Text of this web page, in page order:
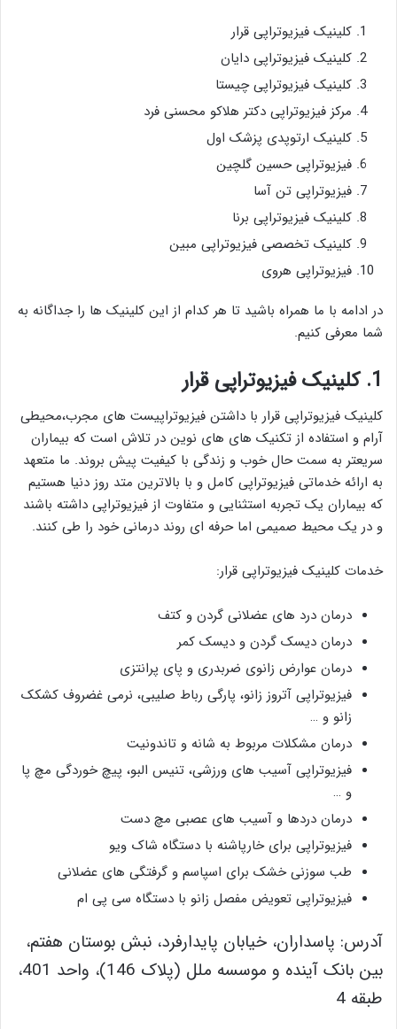
کلینیک فیزیوتراپی قرار
کلینیک فیزیوتراپی دایان
کلینیک فیزیوتراپی چیستا
مرکز فیزیوتراپی دکتر هلاکو محسنی فرد
کلینیک ارتوپدی پزشک اول
فیزیوتراپی حسین گلچین
فیزیوتراپی تن آسا
کلینیک فیزیوتراپی برنا
کلینیک تخصصی فیزیوتراپی مبین
فیزیوتراپی هروی
در ادامه با ما همراه باشید تا هر کدام از این کلینیک ها را جداگانه به
شما معرفی کنیم.
1. کلینیک فیزیوتراپی قرار
کلینیک فیزیوتراپی قرار با داشتن فیزیوتراپیست های مجرب،محیطی
آرام و استفاده از تکنیک های های نوین در تلاش است که بیماران
سریعتر به سمت حال خوب و زندگی با کیفیت پیش بروند. ما متعهد
به ارائه خدماتی فیزیوتراپی کامل و با بالاترین متد روز دنیا هستیم
که بیماران یک تجربه استثنایی و متفاوت از فیزیوتراپی داشته باشند
و در یک محیط صمیمی اما حرفه ای روند درمانی خود را طی کنند.
خدمات کلینیک فیزیوتراپی قرار:
درمان درد های عضلانی گردن و کتف
درمان دیسک گردن و دیسک کمر
درمان عوارض زانوی ضربدری و پای پرانتزی
فیزیوتراپی آتروز زانو، پارگی رباط صلیبی، نرمی غضروف کشکک
زانو و …
درمان مشکلات مربوط به شانه و تاندونیت
فیزیوتراپی آسیب های ورزشی، تنیس البو، پیچ خوردگی مچ پا
و …
درمان دردها و آسیب های عصبی مچ دست
فیزیوتراپی برای خارپاشنه با دستگاه شاک ویو
طب سوزنی خشک برای اسپاسم و گرفتگی های عضلانی
فیزیوتراپی تعویض مفصل زانو با دستگاه سی پی ام
آدرس: پاسداران، خیابان پایدارفرد، نبش بوستان هفتم،
بین بانک آینده و موسسه ملل (پلاک 146)، واحد 401،
طبقه 4